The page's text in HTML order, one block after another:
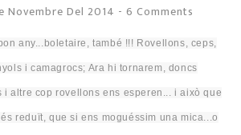
Novembre Del 2014 - 6 Comments
any...boletaire ,també !!! Rovellons, ceps,
i camagrocs; Ara hi tornarem , doncs
ialtre cop rovellons ens esperen... iaixò que
reduït, que siens moguéssim una mica...o